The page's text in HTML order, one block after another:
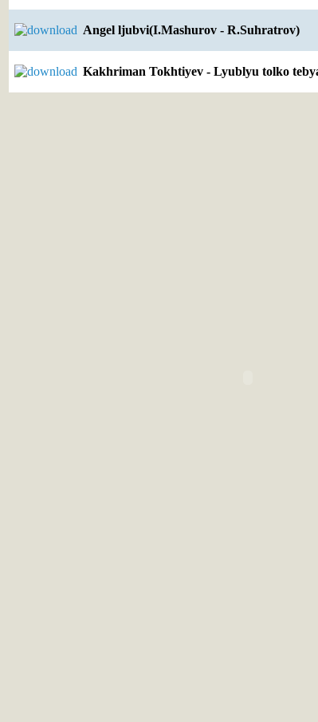
Angel ljubvi(I.Mashurov - R.Suhratrov)
Kakhriman Tokhtiyev - Lyublyu tolko